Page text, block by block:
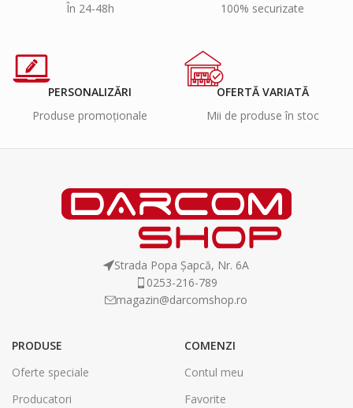
În 24-48h
100% securizate
PERSONALIZĂRI
Produse promoționale
OFERTĂ VARIATĂ
Mii de produse în stoc
Strada Popa Șapcă, Nr. 6A
0253-216-789
magazin@darcomshop.ro
PRODUSE
Oferte speciale
Producatori
COMENZI
Contul meu
Favorite